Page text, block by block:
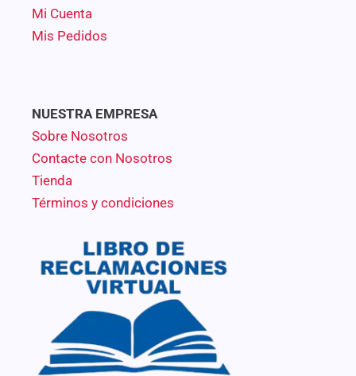
Mi Cuenta
Mis Pedidos
NUESTRA EMPRESA
Sobre Nosotros
Contacte con Nosotros
Tienda
Términos y condiciones